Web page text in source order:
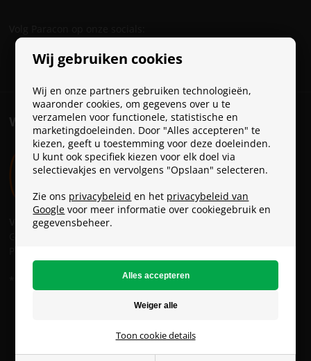
Wij gebruiken cookies
Wij en onze partners gebruiken technologieën,
waaronder cookies, om gegevens over u te
verzamelen voor functionele, statistische en
marketingdoeleinden. Door "Alles accepteren" te
kiezen, geeft u toestemming voor deze doeleinden.
U kunt ook specifiek kiezen voor elk doel via
selectievakjes en vervolgens "Opslaan" selecteren.
Zie ons privacybeleid en het privacybeleid van
Google voor meer informatie over cookiegebruik en
gegevensbeheer.
Toon cookie details
VERZENDKOSTEN
Verzendkosten:
* GRATIS verzending vanaf € 49
Copyright © - Alle rechten voorbehouden